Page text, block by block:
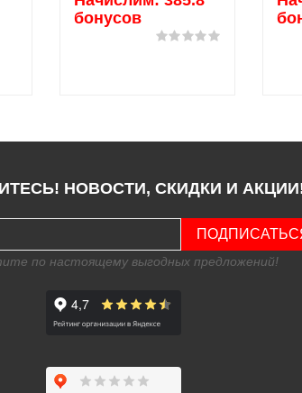
бонусов
НОВОСТИ, СКИДКИ И
по настоящему выгодных предложений!